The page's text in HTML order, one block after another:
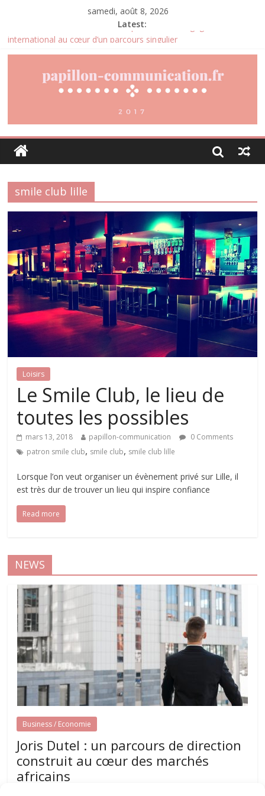
samedi, août 8, 2026
Latest:
Denis Bouclon : l’éducation, la diplomatie et l’engagement
international au cœur d’un parcours singulier
Joris Dutel : un parcours de direction construit au cœur des
marchés africains
Pourquoi la gestion locative devient un levier stratégique pour
valoriser son patrimoine immobilier
Daniel Moquet : quand les avis clients deviennent un levier
Agria : une assurance santé animale conçue pour répondre aux
besoins des propriétaires
smile club lille
Loisirs
Le Smile Club, le lieu de
toutes les possibles
mars 13, 2018 papillon-communication
0 Comments
patron smile club, smile club, smile club lille
Lorsque l’on veut organiser un évènement privé sur Lille, il
est très dur de trouver un lieu qui inspire confiance
Read more
NEWS
Business / Economie
Joris Dutel : un parcours de direction
construit au cœur des marchés
africains